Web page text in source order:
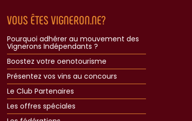
VOUS ÊTES VIGNERON.NE?
Pourquoi adhérer au mouvement des
Vignerons Indépendants ?
Boostez votre oenotourisme
Présentez vos vins au concours
Le Club Partenaires
Les offres spéciales